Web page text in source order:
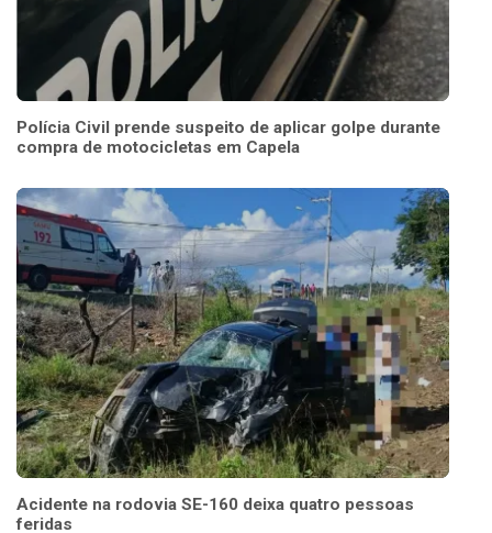
Polícia Civil prende suspeito de aplicar golpe durante
compra de motocicletas em Capela
Acidente na rodovia SE-160 deixa quatro pessoas
feridas